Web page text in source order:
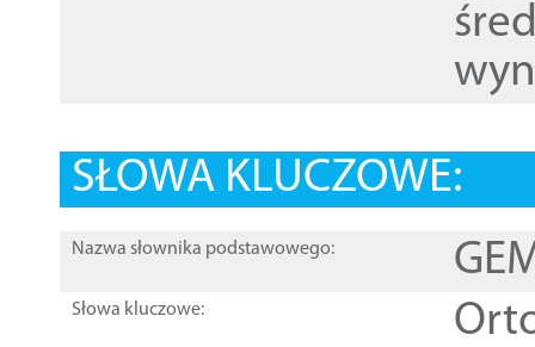
SŁOWA KLUCZOWE:
Nazwa słownika podstawowego:
Słowa kluczowe: